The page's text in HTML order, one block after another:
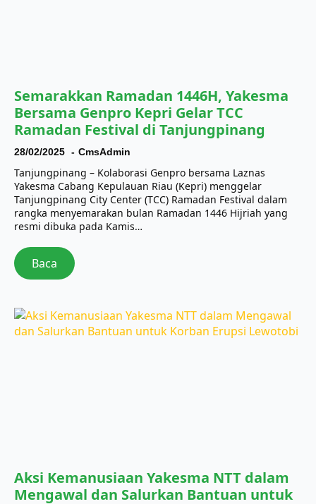
Semarakkan Ramadan 1446H, Yakesma
Bersama Genpro Kepri Gelar TCC
Ramadan Festival di Tanjungpinang
28/02/2025 CmsAdmin
Tanjungpinang – Kolaborasi Genpro bersama Laznas
Yakesma Cabang Kepulauan Riau (Kepri) menggelar
Tanjungpinang City Center (TCC) Ramadan Festival dalam
rangka menyemarakan bulan Ramadan 1446 Hijriah yang
resmi dibuka pada Kamis…
Baca
Aksi Kemanusiaan Yakesma NTT dalam
Mengawal dan Salurkan Bantuan untuk